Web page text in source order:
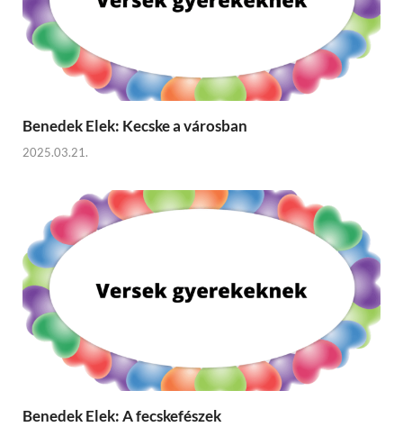
Benedek Elek: Kecske a városban
2025.03.21.
Benedek Elek: A fecskefészek